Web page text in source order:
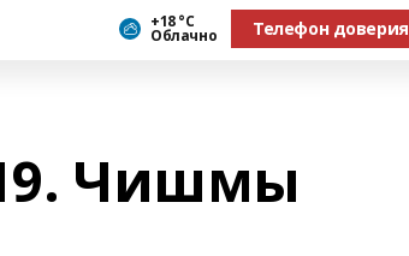
+18 °С
Облачно Телефон доверия
Чишмы